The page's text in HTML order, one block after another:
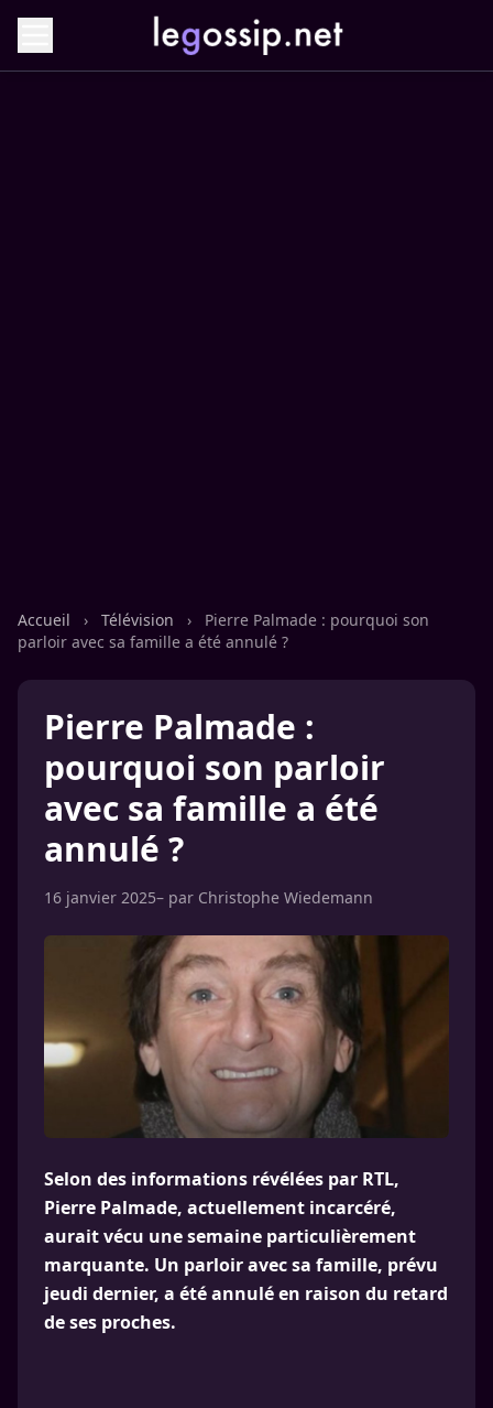
Accueil › Télévision ›
Pierre Palmade : pourquoi son
parloir avec sa famille a été annulé ?
Pierre Palmade :
pourquoi son parloir
avec sa famille a été
annulé ?
16 janvier 2025– par Christophe Wiedemann
Selon des informations révélées par RTL,
Pierre Palmade, actuellement incarcéré,
aurait vécu une semaine particulièrement
marquante. Un parloir avec sa famille, prévu
jeudi dernier, a été annulé en raison du retard
de ses proches.